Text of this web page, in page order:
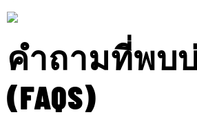
คำถามที่พบ
(FAQS)